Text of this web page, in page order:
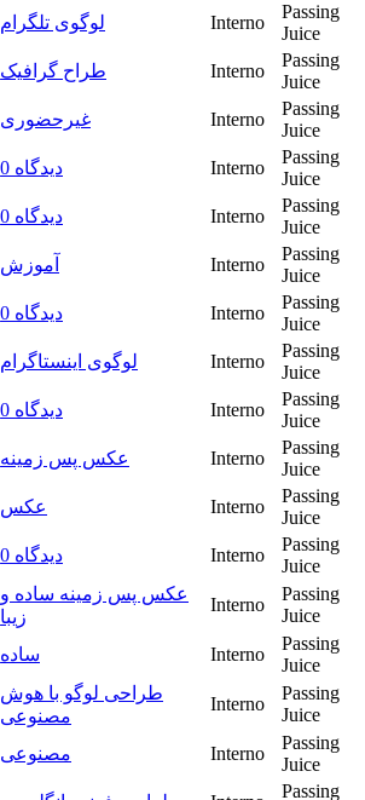
لوگوی تلگرام
Interno
Passing
Juice
طراح گرافیک
Interno
Passing
Juice
غیرحضوری
Interno
Passing
Juice
0 دیدگاه
Interno
Passing
Juice
0 دیدگاه
Interno
Passing
Juice
آموزش
Interno
Passing
Juice
0 دیدگاه
Interno
Passing
Juice
لوگوی اینستاگرام
Interno
Passing
Juice
0 دیدگاه
Interno
Passing
Juice
عکس پس زمینه
Interno
Passing
Juice
عکس
Interno
Passing
Juice
0 دیدگاه
Interno
Passing
Juice
عکس پس زمینه ساده و
زیبا
Interno
Passing
Juice
ساده
Interno
Passing
Juice
طراحی لوگو با هوش
مصنوعی
Interno
Passing
Juice
مصنوعی
Interno
Passing
Juice
Passing